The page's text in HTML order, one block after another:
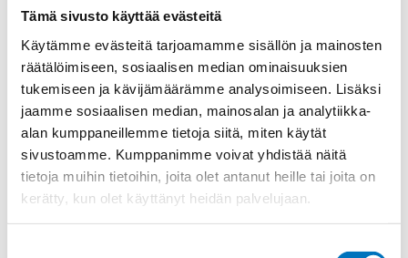
Tämä sivusto käyttää evästeitä
Käytämme evästeitä tarjoamamme sisällön ja mainosten
räätälöimiseen, sosiaalisen median ominaisuuksien
tukemiseen ja kävijämäärämme analysoimiseen. Lisäksi
jaamme sosiaalisen median, mainosalan ja analytiikka-
alan kumppaneillemme tietoja siitä, miten käytät
sivustoamme. Kumppanimme voivat yhdistää näitä
tietoja muihin tietoihin, joita olet antanut heille tai joita on
kerätty, kun olet käyttänyt heidän palvelujaan.
Ohjauskaapeli ÖPVC-JZ 7G16
Ohjauskaapeli ÖPVC-JZ 4G25